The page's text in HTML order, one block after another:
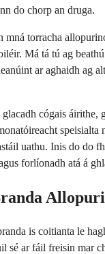
do chorp an druga.
mná torracha
Má tá tú ag
ar aghaidh ag
cógais áirithe,
speisialta
uathu. Inis do do
forlíonadh atá á
is coitianta le
sé ar fáil freisin mar